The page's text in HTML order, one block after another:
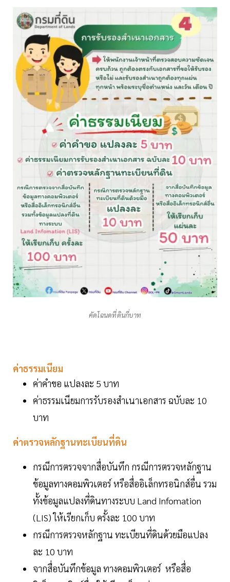
คัดโฉนดที่ดินกี่บาท
ค่าธรรมเนียม
ค่าคำขอ แปลงละ 5 บาท
ค่าธรรมเนียมการรับรองสำเนาเอกสาร ฉบับละ 10
บาท
ค่าตรวจหลักฐานทะเบียนที่ดิน
กรณีการตรวจจากสื่อบันทึก กรณีการตรวจหลักฐาน
ข้อมูลทางคอมพิวเตอร์ หรือสื่ออิเล็กทรอนิกส์อื่น รวม
ทั้งข้อมูลแปลงที่ดินทางระบบ Land Infomation
(LIS) ให้เรียกเก็บ ครั้งละ 100 บาท
กรณีการตรวจหลักฐาน ทะเบียนที่ดินด้วยมือแปลง
ละ 10 บาท
จากสื่อบันทึกข้อมูล ทางคอมพิวเตอร์ หรือสื่อ